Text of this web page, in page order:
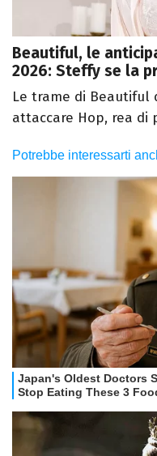
Beautiful, le
2026: Steffy se la
Le trame di Beautiful
attaccare Hop, rea di